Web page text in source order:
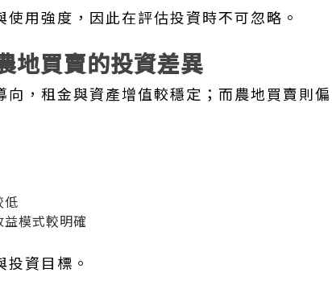
用強度，因此在評估投資時不可忽略。
地買賣的投資差異
向，租金與資產增值較穩定；而農地買賣則
低
模式較明確
資目標。